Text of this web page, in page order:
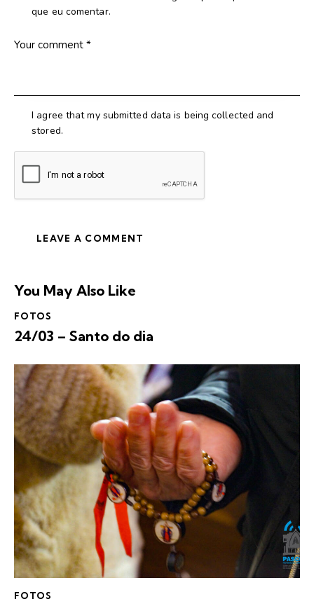
que eu comentar.
I agree that my submitted data is being collected and
stored.
You May Also Like
FOTOS
24/03 – Santo do dia
FOTOS